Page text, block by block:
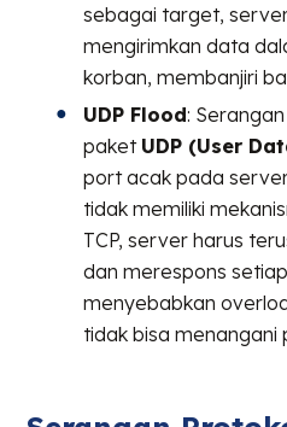
sebagai target,
mengirimkan data
korban, membanjiri
UDP Flood:
paket UDP (User
port acak pada
tidak memiliki
TCP, server harus
dan merespons
menyebabkan
tidak bisa menangani